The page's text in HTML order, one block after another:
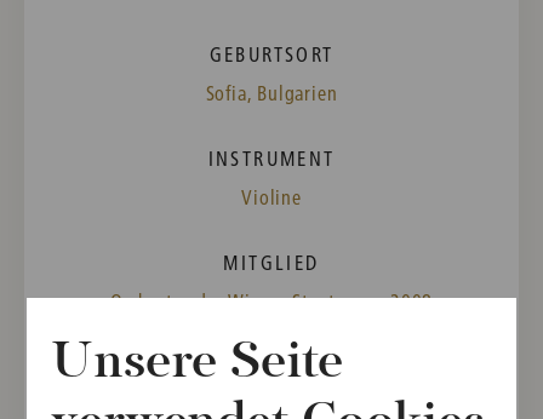
GEBURTSORT
Sofia, Bulgarien
INSTRUMENT
Violine
MITGLIED
Orchester der Wiener Staatsoper, 2008
Wiener Philharmoniker, 2011
Unsere Seite